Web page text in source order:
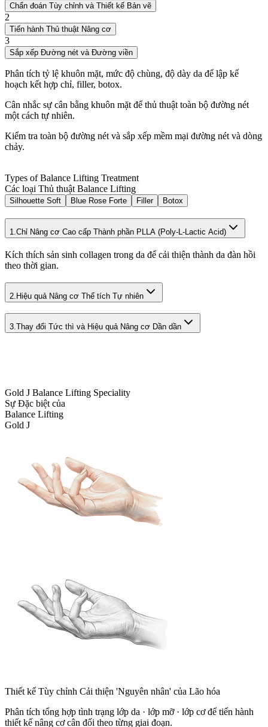
Chẩn đoán Tùy chỉnh và Thiết kế Bản vẽ
2
Tiến hành Thủ thuật Nâng cơ
3
Sắp xếp Đường nét và Đường viền
Phân tích tỷ lệ khuôn mặt, mức độ chùng, độ dày da để lập kế
hoạch kết hợp chỉ, filler, botox.
Cân nhắc sự cân bằng khuôn mặt để thủ thuật toàn bộ đường nét
một cách tự nhiên.
Kiểm tra toàn bộ đường nét và sắp xếp mềm mại đường nét và dòng
chảy.
Types of Balance Lifting Treatment
Các loại Thủ thuật Balance Lifting
Silhouette Soft Blue Rose Forte Filler Botox
1.Chỉ Nâng cơ Cao cấp Thành phần PLLA (Poly-L-Lactic Acid)
Kích thích sản sinh collagen trong da để cải thiện thành da đàn hồi
theo thời gian.
2. Hiệu quả Nâng cơ Thể tích Tự nhiên
3.Thay đổi Tức thì và Hiệu quả Nâng cơ Dần dần
Gold J Balance Lifting Speciality
Sự Đặc biệt của
Balance Lifting
Gold J
Thiết kế Tùy chỉnh Cải thiện 'Nguyên nhân' của Lão hóa
Phân tích tổng hợp tình trạng lớp da · lớp mỡ · lớp cơ để tiến hành
thiết kế nâng cơ cân đối theo từng giai đoạn.